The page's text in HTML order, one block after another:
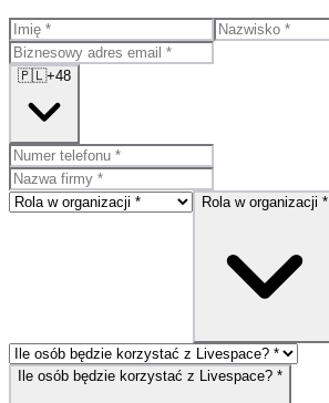
🇵🇱+48
Rola w organizacji *
Ile osób będzie korzystać z Livespace? *